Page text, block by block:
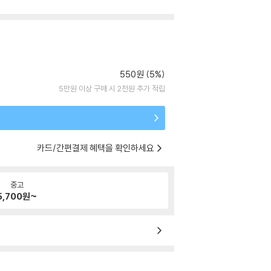
550원 (5%)
5만원 이상 구매 시 2천원 추가 적립
카드/간편결제 혜택을 확인하세요
중고
원~